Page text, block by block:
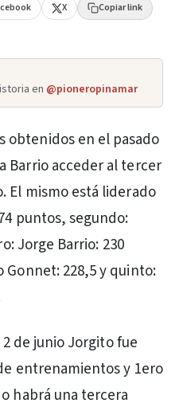
X Copiar link
en @pioneropinamar
obtenidos en el pasado
Barrio acceder al tercer
El mismo está liderado
puntos, segundo:
Jorge Barrio: 230
228,5 y quinto:
de junio Jorgito fue
entrenamientos y 1ero
habrá una tercera